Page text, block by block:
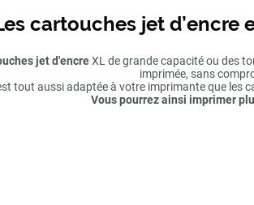
cartouches jet d’encre
jet d'encreXL de grande capacité ou des
imprimée, sans
tout aussi adaptée à votre imprimante que les
Vous pourrez ainsi imprimer